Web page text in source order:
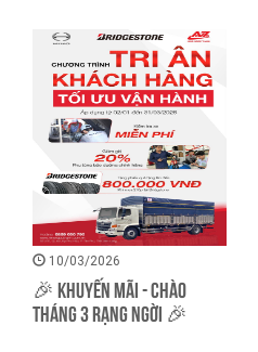
10/03/2026
🎉 KHUYẾN MÃI - CHÀO
THÁNG 3 RẠNG NGỜI 🎉